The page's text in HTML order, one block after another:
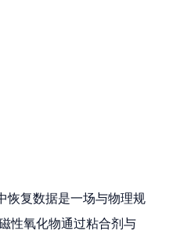
恢复数据是一场与物理规
性氧化物通过粘合剂与